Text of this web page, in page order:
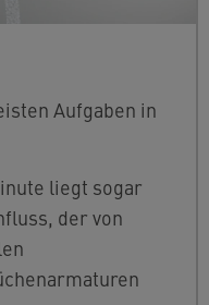
Aufgaben in
liegt sogar
der von